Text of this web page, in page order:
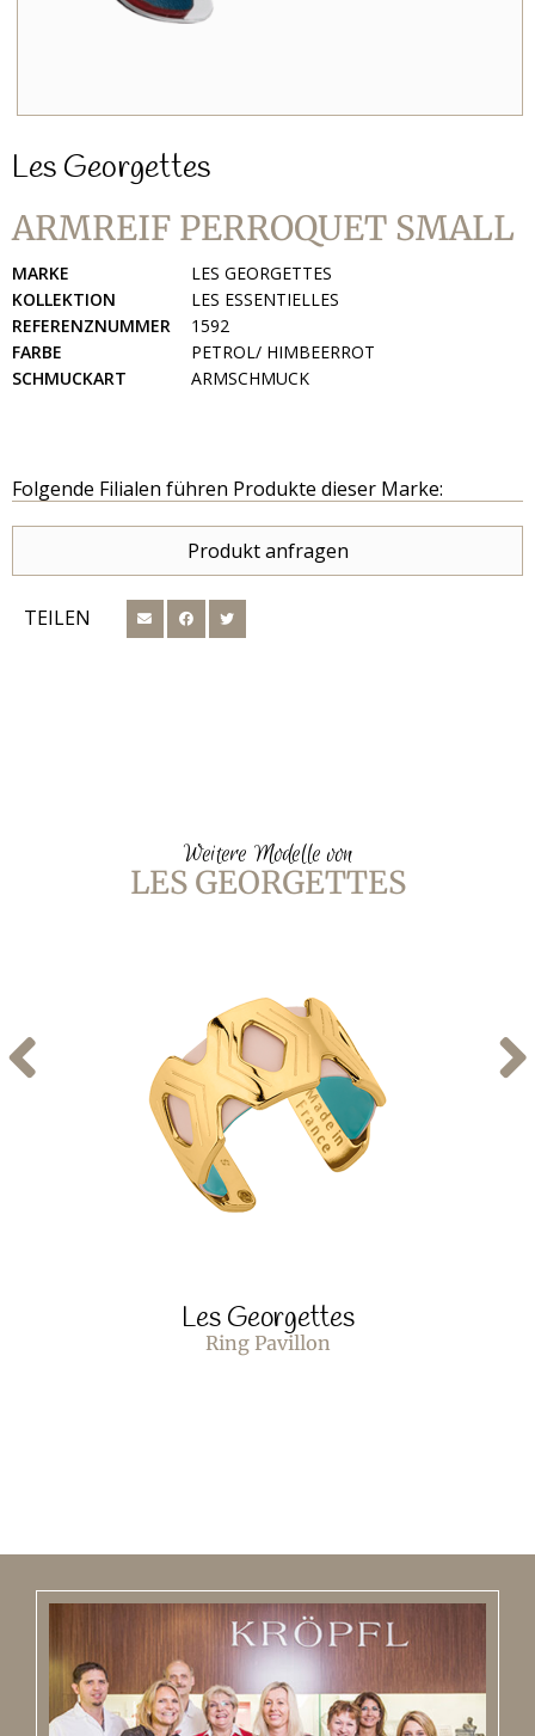
Les Georgettes
ARMREIF PERROQUET SMALL
MARKE
LES GEORGETTES
KOLLEKTION
LES ESSENTIELLES
REFERENZNUMMER
1592
FARBE
PETROL/ HIMBEERROT
SCHMUCKART
ARMSCHMUCK
Folgende Filialen führen Produkte dieser Marke:
Produkt anfragen
TEILEN
Weitere Modelle von
LES GEORGETTES
Les Georgettes
Ring Pavillon